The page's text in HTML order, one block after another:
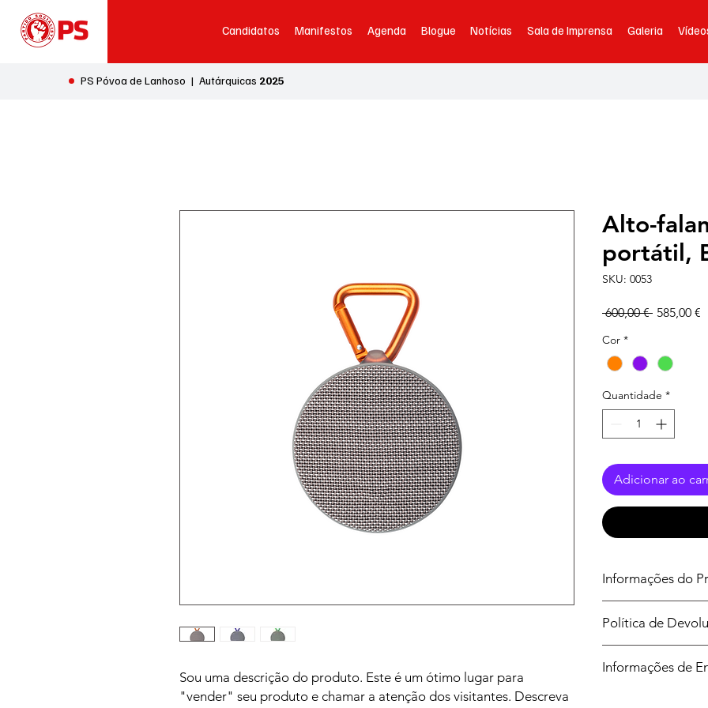
Candidatos Manifestos Agenda Blogue Notícias Sala de Imprensa Galeria
• PS Póvoa de Lanhoso | Autárquicas 2025
Sou uma descrição do produto. Este é um ótimo lugar para
"vender" seu produto e chamar a atenção dos visitantes. Descreva
Alto-
portátil,
SKU: 0053
600,00 € Preço
585,00 €
Cor *
Quantidade *
Adicionar ao
Informações do
adicionar
instruções e mais.
escrever o que
seus clientes podem
Política de
ótimo espaço para
Informações de